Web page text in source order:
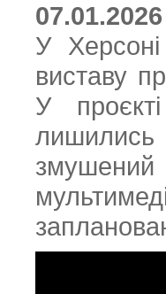
У
виставу
У
змушений